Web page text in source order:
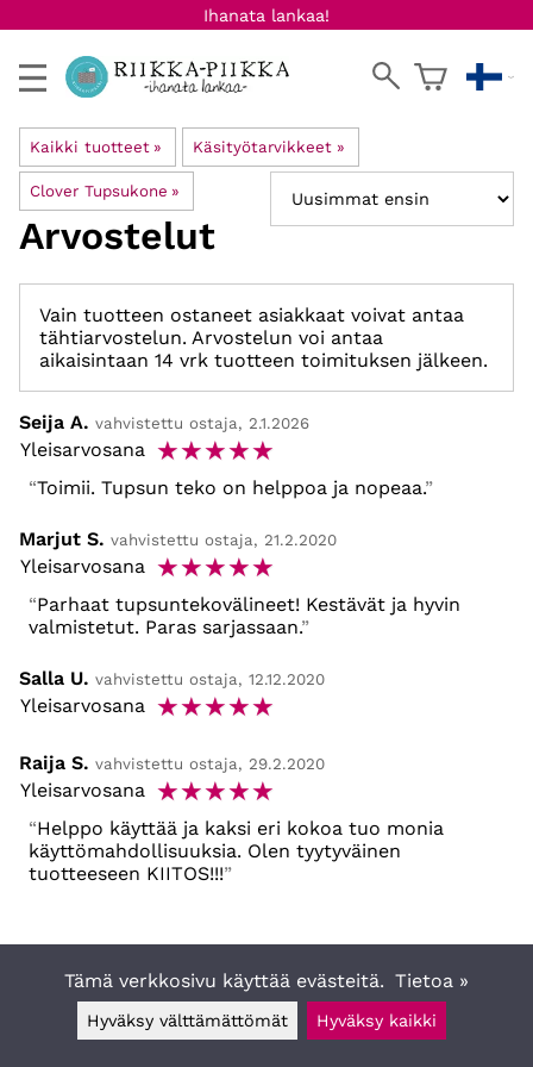
Ihanata lankaa!
Kaikki tuotteet ‪» Käsityötarvikkeet ‪»
Clover Tupsukone ‪»
Arvostelut
Vain tuotteen ostaneet asiakkaat voivat antaa
tähtiarvostelun. Arvostelun voi antaa
aikaisintaan 14 vrk tuotteen toimituksen jälkeen.
Seija A. vahvistettu ostaja, 2.1.2026
Yleisarvosana ☆☆☆☆☆
Toimii. Tupsun teko on helppoa ja nopeaa.
Marjut S. vahvistettu ostaja, 21.2.2020
Yleisarvosana ☆☆☆☆☆
Parhaat tupsuntekovälineet! Kestävät ja hyvin
valmistetut. Paras sarjassaan.
Salla U. vahvistettu ostaja, 12.12.2020
Yleisarvosana ☆☆☆☆☆
Raija S. vahvistettu ostaja, 29.2.2020
Yleisarvosana ☆☆☆☆☆
Helppo käyttää ja kaksi eri kokoa tuo monia
käyttömahdollisuuksia. Olen tyytyväinen
tuotteeseen KIITOS!!!
Tämä verkkosivu käyttää evästeitä. Tietoa »
Hyväksy välttämättömät Hyväksy kaikki